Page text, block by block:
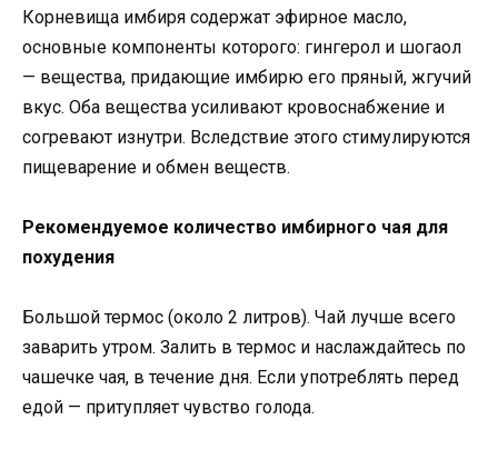
Корневища имбиря содержат эфирное масло,
основные компоненты которого: гингерол и шогаол
— вещества, придающие имбирю его пряный, жгучий
вкус. Оба вещества усиливают кровоснабжение и
согревают изнутри. Вследствие этого стимулируются
пищеварение и обмен веществ.
Рекомендуемое количество имбирного чая для
похудения
Большой термос (около 2 литров). Чай лучше всего
заварить утром. Залить в термос и наслаждайтесь по
чашечке чая, в течение дня. Если употреблять перед
едой — притупляет чувство голода.